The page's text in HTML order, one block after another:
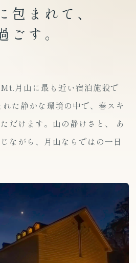
お問い合わせ
泊約款
包まれて、
ごす。
月山に最も近い宿泊施設で
た静かな環境の中で、春スキ
だけます。山の静けさと、 あ
ながら、月山ならではの一日